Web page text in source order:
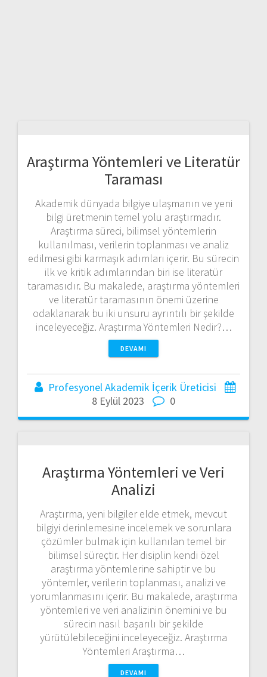
Araştırma Yöntemleri ve Literatür
Taraması
Akademik dünyada bilgiye ulaşmanın ve yeni
bilgi üretmenin temel yolu araştırmadır.
Araştırma süreci, bilimsel yöntemlerin
kullanılması, verilerin toplanması ve analiz
edilmesi gibi karmaşık adımları içerir. Bu sürecin
ilk ve kritik adımlarından biri ise literatür
taramasıdır. Bu makalede, araştırma yöntemleri
ve literatür taramasının önemi üzerine
odaklanarak bu iki unsuru ayrıntılı bir şekilde
inceleyeceğiz. Araştırma Yöntemleri Nedir?…
DEVAMI
Profesyonel Akademik İçerik Üreticisi
8 Eylül 2023
0
Araştırma Yöntemleri ve Veri
Analizi
Araştırma, yeni bilgiler elde etmek, mevcut
bilgiyi derinlemesine incelemek ve sorunlara
çözümler bulmak için kullanılan temel bir
bilimsel süreçtir. Her disiplin kendi özel
araştırma yöntemlerine sahiptir ve bu
yöntemler, verilerin toplanması, analizi ve
yorumlanmasını içerir. Bu makalede, araştırma
yöntemleri ve veri analizinin önemini ve bu
sürecin nasıl başarılı bir şekilde
yürütülebileceğini inceleyeceğiz. Araştırma
Yöntemleri Araştırma…
DEVAMI